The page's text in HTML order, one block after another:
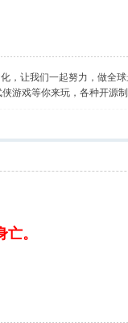
，让我们一起努力，做全球
游戏等你来玩，各种开源
。